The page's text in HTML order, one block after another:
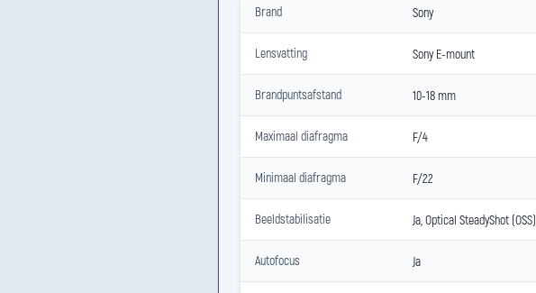
Brand Sony
Lensvatting Sony E-mount
Brandpuntsafstand 10-18 mm
Maximaal diafragma F/4
Minimaal diafragma F/22
Beeldstabilisatie Ja, Optical SteadyShot (OSS)
Autofocus Ja